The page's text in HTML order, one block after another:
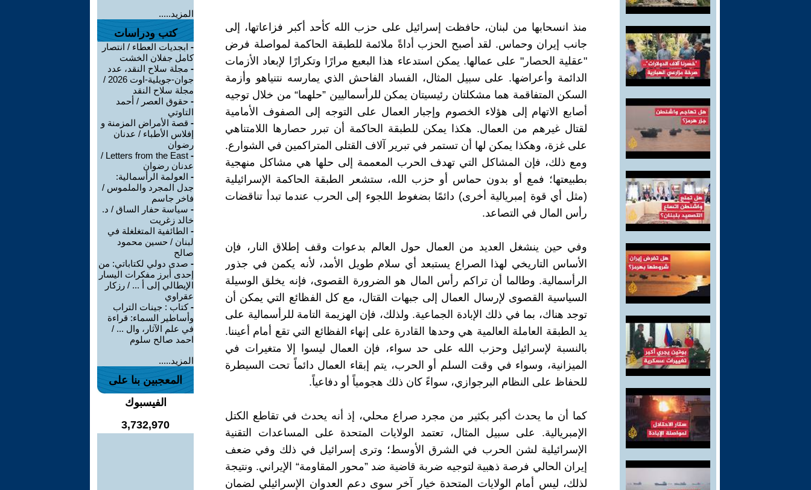
منذ انسحابها من لبنان، حافظت إسرائيل على حزب الله كأحد أكبر فزاعاتها، إلى
جانب إيران وحماس. لقد أصبح الحزب أداةً ملائمة للطبقة الحاكمة لمواصلة فرض
"عقلية الحصار" على عمالها. يمكن استدعاء هذا البعبع مرارًا وتكرارًا لإبعاد الأزمات
الدائمة وأعراضها. على سبيل المثال، الفساد الفاحش الذي يمارسه نتنياهو وأزمة
السكن المتفاقمة هما مشكلتان رئيسيتان يمكن للرأسماليين ”حلهما“ من خلال توجيه
أصابع الاتهام إلى هؤلاء الخصوم وإجبار العمال على التوجه إلى الصفوف الأمامية
لقتال غيرهم من العمال. هكذا يمكن للطبقة الحاكمة أن تبرر حصارها اللامتناهي
على غزة، وهكذا يمكن لها أن تستمر في تبرير آلاف القتلى المتراكمين في الشوارع.
ومع ذلك، فإن المشاكل التي تهدف الحرب المعممة إلى حلها هي مشاكل منهجية
بطبيعتها؛ فمع أو بدون حماس أو حزب الله، ستشعر الطبقة الحاكمة الإسرائيلية
(مثل أي قوة إمبريالية أخرى) دائمًا بضغوط اللجوء إلى الحرب عندما تبدأ تناقضات
رأس المال في التصاعد.
وفي حين ينشغل العديد من العمال حول العالم بدعوات وقف إطلاق النار، فإن
الأساس التاريخي لهذا الصراع يستبعد أي سلام طويل الأمد، لأنه يكمن في جذور
الرأسمالية. وطالما أن تراكم رأس المال هو الضرورة القصوى، فإنه يخلق الوسيلة
السياسية القصوى لإرسال العمال إلى جبهات القتال، مع كل الفظائع التي يمكن أن
توجد هناك، بما في ذلك الإبادة الجماعية. ولذلك، فإن الهزيمة التامة للرأسمالية على
يد الطبقة العاملة العالمية هي وحدها القادرة على إنهاء الفظائع التي تقع أمام أعيننا.
بالنسبة لإسرائيل وحزب الله على حد سواء، فإن العمال ليسوا إلا متغيرات في
الميزانية، وسواء في وقت السلم أو الحرب، يتم إبقاء العمال دائماً تحت السيطرة
للحفاظ على النظام البرجوازي، سواءً كان ذلك هجومياً أو دفاعياً.
كما أن ما يحدث أكبر بكثير من مجرد صراع محلي، إذ أنه يحدث في تقاطع الكتل
الإمبريالية. على سبيل المثال، تعتمد الولايات المتحدة على المساعدات التقنية
الإسرائيلية لشن الحرب في الشرق الأوسط؛ وترى إسرائيل في ذلك وفي ضعف
إيران الحالي فرصة ذهبية لتوجيه ضربة قاضية ضد ”محور المقاومة“ الإيراني. ونتيجة
لذلك، ليس أمام الولايات المتحدة خيار آخر سوى دعم العدوان الإسرائيلي لضمان
المزيد.....
كتب ودراسات
- ابجديات العطاء / انتصار
كامل جفلان الخشت
- مجلة سلاح النقد، عدد
جوان-جويلية-اوت 2026 /
مجلة سلاح النقد
- حقوق العصر / أحمد
التاوتي
- قصة الأمراض المزمنة و
إفلاس الأطباء / عدنان
رضوان
-
Letters from the East /
عدنان رضوان
- العولمة الرأسمالية:
جدل المجرد والملموس /
فاخر جاسم
- سياسة حفار الساق / د.
خالد زغريت
- الطائفية المتغلغلة في
لبنان / حسين محمود
صالح
- صدى دولي لكتاباتي: من
إحدى أبرز مفكرات اليسار
الإيطالي إلى أ ... / رزكار
عقراوي
-كتاب : جينات التراب
وأساطير السماء: قراءة
في علم الآثار، وال ... /
احمد صالح سلوم
المزيد.....
المعجبين بنا على
الفيسبوك
3,732,970